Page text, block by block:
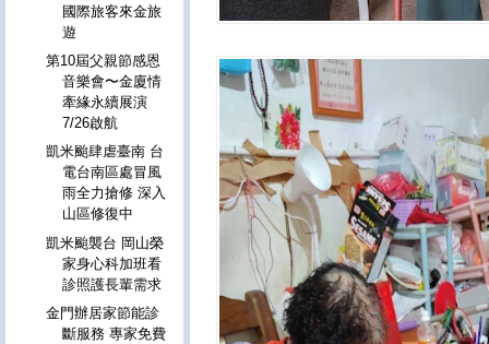
國際旅客來金旅
遊
第10屆父親節感恩
音樂會〜金廈情
牽緣永續展演
7/26啟航
凱米颱肆虐臺南 台
電台南區處冒風
雨全力搶修 深入
山區修復中
凱米颱襲台 岡山榮
家身心科加班看
診照護長輩需求
金門辦居家節能診
斷服務 專家免費